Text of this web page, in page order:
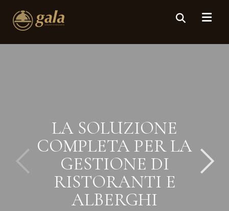
LA SOLUZIONE
COMPLETA PER LA
GESTIONE DI
RISTORANTI E
ALBERGHI